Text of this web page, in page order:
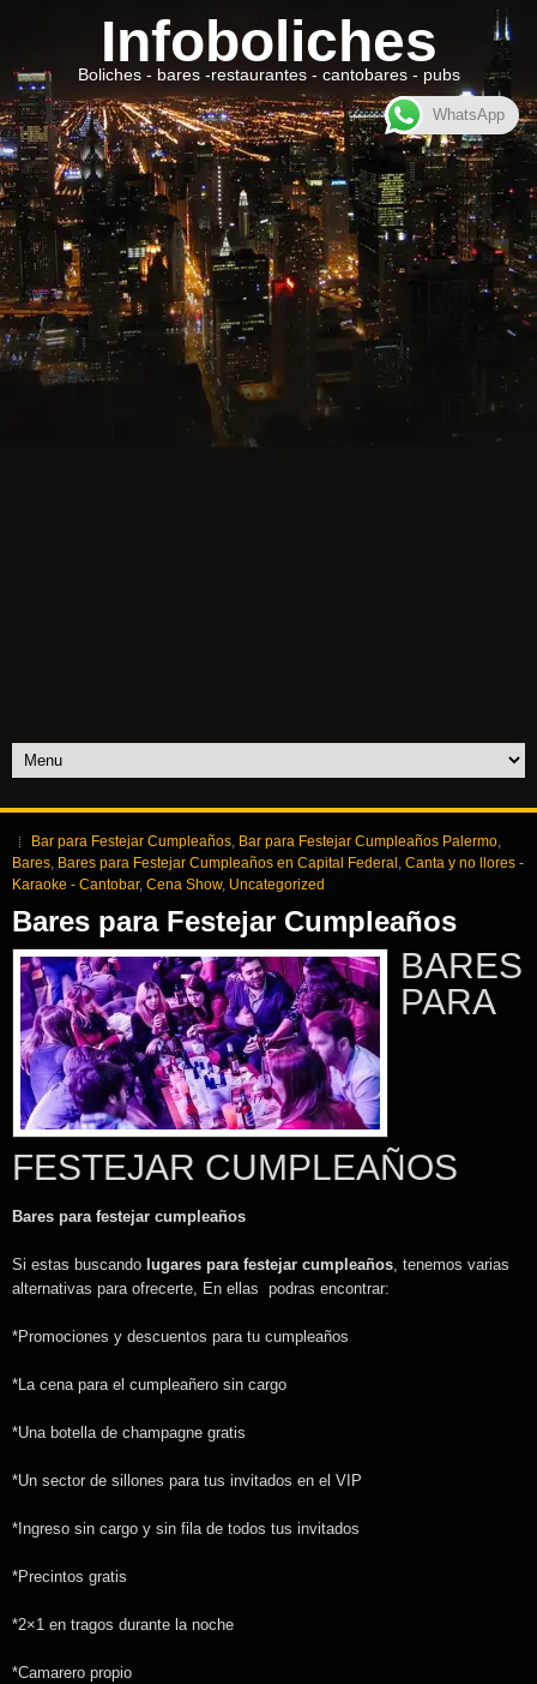
Infoboliches
Boliches - bares -restaurantes - cantobares - pubs
Bar para Festejar Cumpleaños, Bar para Festejar Cumpleaños Palermo,
Bares, Bares para Festejar Cumpleaños en Capital Federal , Canta y no llores -
Karaoke - Cantobar, Cena Show, Uncategorized
Bares para Festejar Cumpleaños
BARES
PARA
FESTEJAR CUMPLEAÑOS
Bares para festejar cumpleaños
Si estas buscando lugares para festejar cumpleaños, tenemos varias
alternativas para ofrecerte, En ellas podras encontrar:
*Promociones y descuentos para tu cumpleaños
*La cena para el cumpleañero sin cargo
*Una botella de champagne gratis
*Un sector de sillones para tus invitados en el VIP
*Ingreso sin cargo y sin fila de todos tus invitados
*Precintos gratis
*2×1 en tragos durante la noche
*Camarero propio
WhatsApp